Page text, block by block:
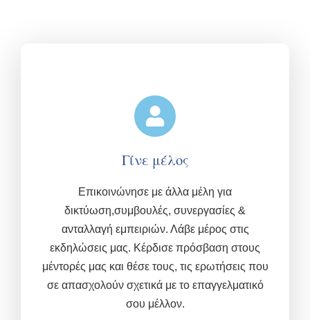
Γίνε μέλος
Επικοινώνησε με άλλα μέλη για
δικτύωση,συμβουλές, συνεργασίες &
ανταλλαγή εμπειριών. Λάβε μέρος στις
εκδηλώσεις μας. Κέρδισε πρόσβαση στους
μέντορές μας και θέσε τους, τις ερωτήσεις που
σε απασχολούν σχετικά με το επαγγελματικό
σου μέλλον.